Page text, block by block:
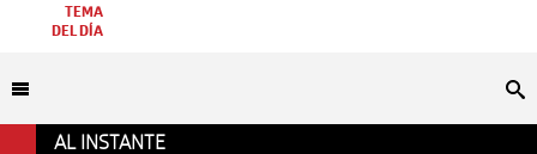
TEMA
DEL DÍA
AL INSTANTE